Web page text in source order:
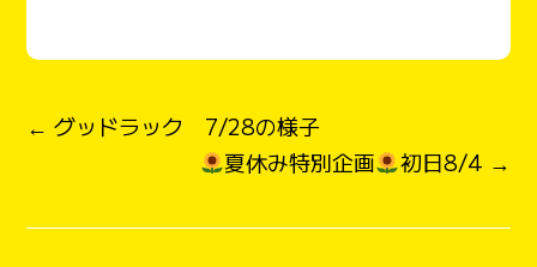
← グッドラック 7/28の様子
夏休み特別企画
初日8/4 →